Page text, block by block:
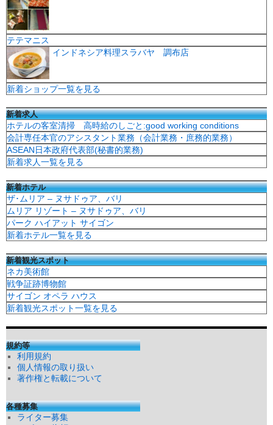
テテマニス
インドネシア料理スラバヤ 調布店
新着ショップ一覧を見る
新着求人
ホテルの客室清掃 高時給のしごと:good working conditions
会計専任本官のアシスタント業務（会計業務・庶務的業務）
ASEAN日本政府代表部(秘書的業務)
新着求人一覧を見る
新着ホテル
ザ･ムリア – ヌサドゥア、バリ
ムリア リゾート – ヌサドゥア、バリ
パーク ハイアット サイゴン
新着ホテル一覧を見る
新着観光スポット
ネカ美術館
戦争証跡博物館
サイゴン オペラ ハウス
新着観光スポット一覧を見る
規約等
利用規約
個人情報の取り扱い
著作権と転載について
各種募集
ライター募集